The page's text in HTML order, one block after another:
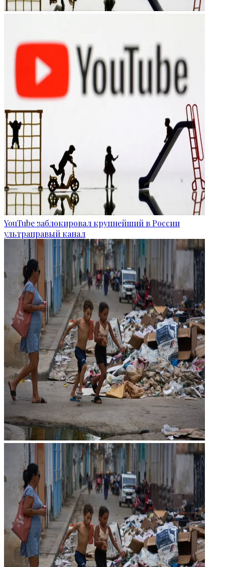
YouTube заблокировал крупнейший в России
ультраправый канал